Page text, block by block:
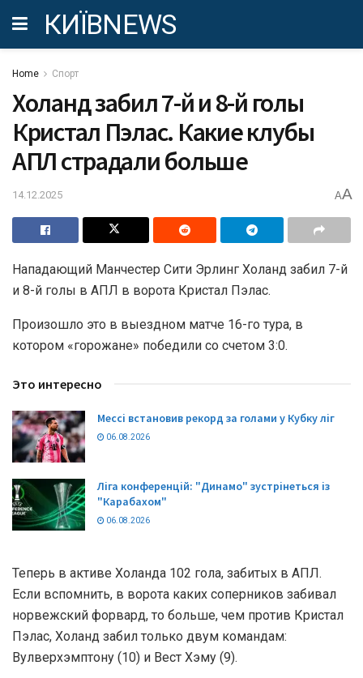
КИЇВNEWS
Home Спорт
Холанд забил 7-й и 8-й голы
Кристал Пэлас. Какие клубы
АПЛ страдали больше
14.12.2025 AA
Нападающий Манчестер Сити Эрлинг Холанд забил 7-й
и 8-й голы в АПЛ в ворота Кристал Пэлас.
Произошло это в выездном матче 16-го тура, в
котором «горожане» победили со счетом 3:0.
Это интересно
Мессі встановив рекорд за голами у Кубку ліг
06.08.2026
Ліга конференцій: "Динамо" зустрінеться із
"Карабахом"
06.08.2026
Теперь в активе Холанда 102 гола, забитых в АПЛ.
Если вспомнить, в ворота каких соперников забивал
норвежский форвард, то больше, чем против Кристал
Пэлас, Холанд забил только двум командам:
Вулверхэмптону (10) и Вест Хэму (9).